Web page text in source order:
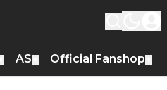
AS Official Fanshop